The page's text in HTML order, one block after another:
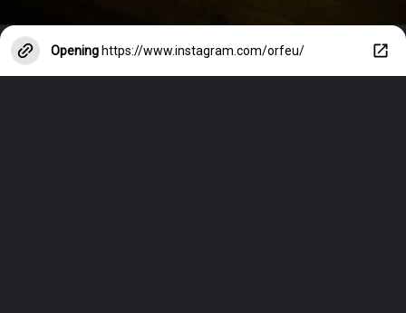
Opening https://www.instagram.com/orfeu/